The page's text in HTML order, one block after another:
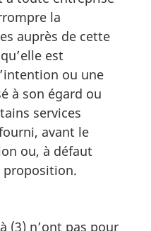
la
auprès de cette
est
ou une
à son égard ou
services
avant le
ou, à défaut
proposition.
(3) n’ont pas pour